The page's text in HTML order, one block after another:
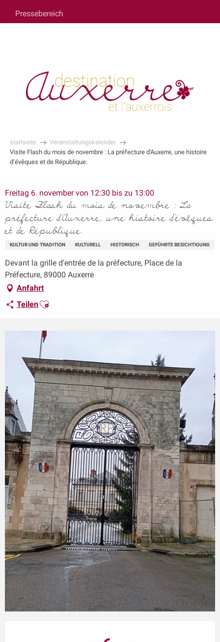
contenu
principal
Pressebereich
startseite
Veranstaltungskalender
Visite Flash du mois de novembre : La préfecture d'Auxerre, une histoire
d’évêques et de République.
Freitag 6. november von 12:30 bis zu 13:00
Visite Flash du mois de novembre : La
préfecture d'Auxerre, une histoire d’évêques
et de République.
KULTUR UND TRADITION KULTURELL HISTORISCH GEFÜHRTE BESICHTIGUNG
Devant la grille d'entrée de la préfecture, Place de la
Préfecture, 89000 Auxerre
Anfahrt
TeilenAjouter aux favoris